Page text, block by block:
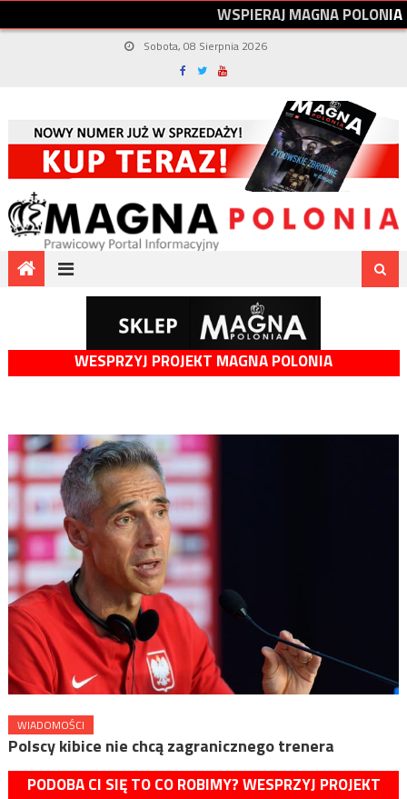
WSPIERAJMAGNAPOLONIA
Sobota, 08 Sierpnia 2026
WESPRZYJ PROJEKT MAGNA POLONIA
WIADOMOŚCI
Polscy kibice nie chcą zagranicznego trenera
PODOBA CI SIĘ TO CO ROBIMY? WESPRZYJ PROJEKT